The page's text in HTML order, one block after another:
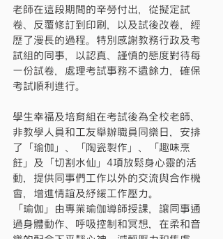
老師在這段期間的辛勞付出，從擬定試
卷、反覆修訂到印刷，以及試後改卷，經
歷了漫長的過程。特別感謝教務行政及考
試組的同事，以認真、謹慎的態度對待每
一份試卷，處理考試事務不遺餘力，確保
考試順利進行。
學生幸福及培育組在考試後為全校老師、
非教學人員和工友舉辦職員同樂日，安排
了「瑜伽」、「陶瓷製作」、「趣味烹
飪」及「切割水仙」4項放鬆身心靈的活
動，提供同事們工作以外的交流與合作機
會，增進情誼及紓緩工作壓力。
「瑜伽」由專業瑜伽導師授課，讓同事通
過身體動作、呼吸控制和冥想，在柔和音